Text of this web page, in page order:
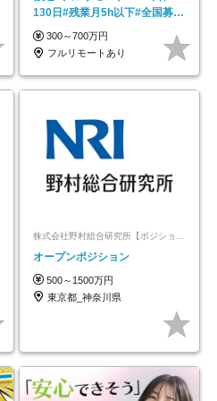
130日#残業月5h以下#全国募集
#最大1年の研修
300～700万円
フルリモートあり
オープンポジション
500～1500万円
東京都_神奈川県